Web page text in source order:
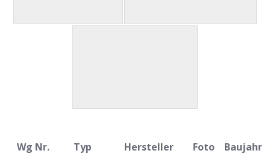
Wg Nr. Typ Hersteller Foto
Baujahr